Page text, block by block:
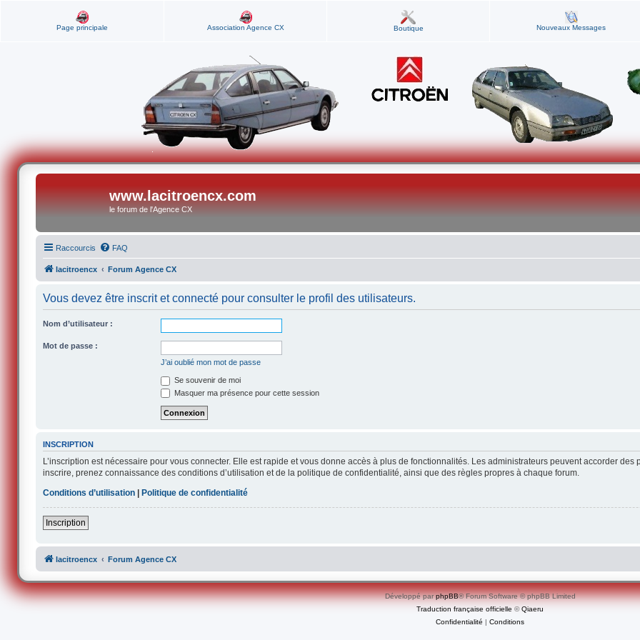
Page principale Association Agence CX Boutique Nouveaux Messages
www.lacitroencx.com
le forum de l'Agence CX
Raccourcis FAQ
lacitroencx Forum Agence CX
Vous devez être inscrit et connecté pour consulter le profil des utilisateurs.
Nom d’utilisateur :
Mot de passe :
J’ai oublié mon mot de passe
Se souvenir de moi
Masquer ma présence pour cette session
INSCRIPTION
L’inscription est nécessaire pour vous connecter. Elle est rapide et vous donne accès à plus de fonctionnalités. Les administrateurs peuvent accorder
inscrire, prenez connaissance des conditions d’utilisation et de la politique de confidentialité, ainsi que des règles propres à chaque forum.
Conditions d’utilisation |Politique de confidentialité
Inscription
lacitroencx Forum Agence CX
Développé parphpBB® Forum Software © phpBB Limited
Traduction française officielle ©Qiaeru
Confidentialité | Conditions